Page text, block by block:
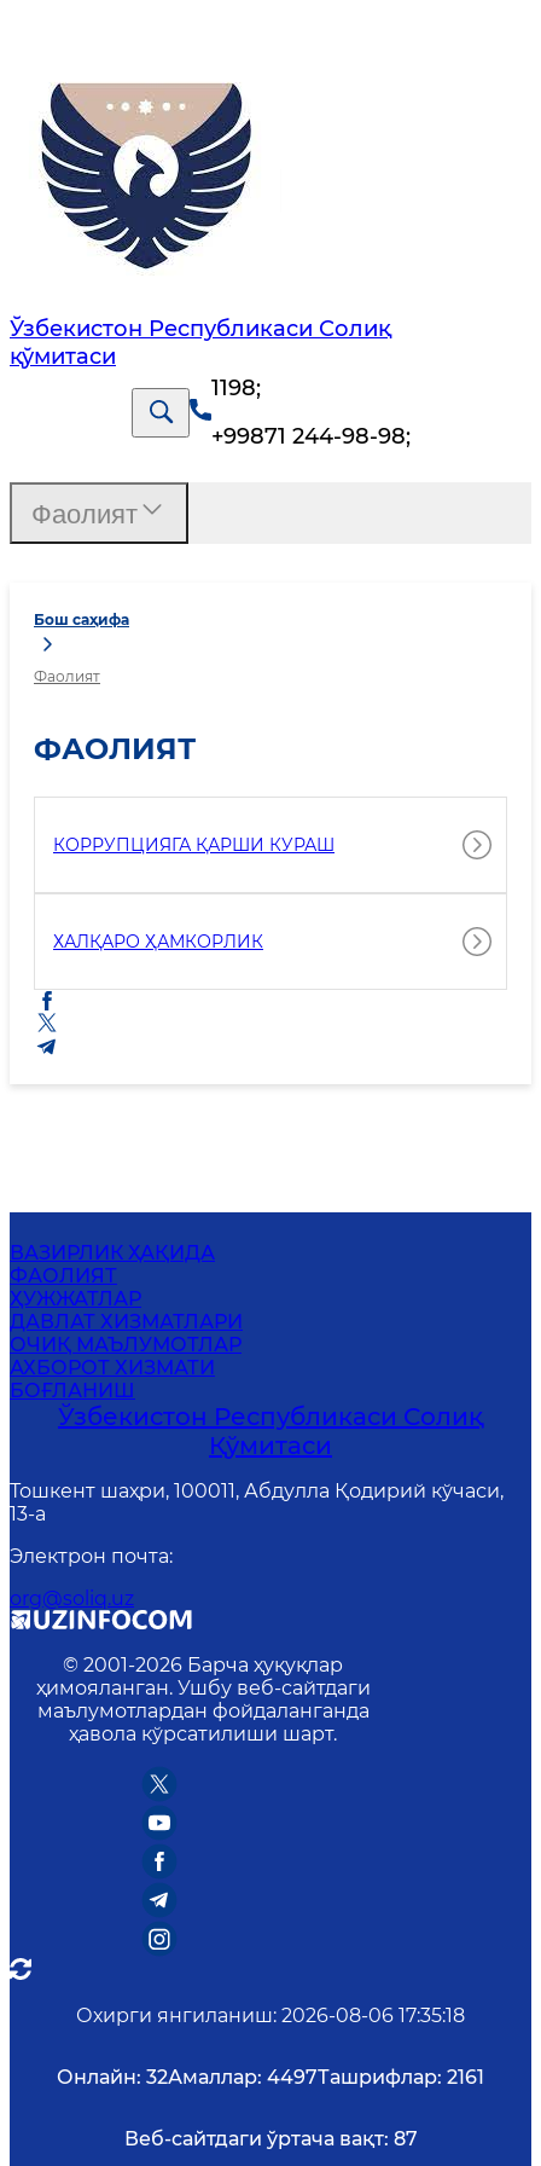
Ўзбекистон Республикаси Солиқ
қўмитаси
1198;
+99871 244-98-98;
Бош саҳифа
Фаолият
ФАОЛИЯТ
КОРРУПЦИЯГА ҚАРШИ КУРАШ
ХАЛҚАРО ҲАМКОРЛИК
Фаолият
ВАЗИРЛИК ҲАҚИДА
ФАОЛИЯТ
ҲУЖЖАТЛАР
ДАВЛАТ ХИЗМАТЛАРИ
ОЧИҚ МАЪЛУМОТЛАР
АХБОРОТ ХИЗМАТИ
БОҒЛАНИШ
Ўзбекистон Республикаси Солиқ
Қўмитаси
Тошкент шаҳри, 100011, Абдулла Қодирий кўчаси,
13-a
Электрон почта:
org@soliq.uz
© 2001-2026 Барча ҳуқуқлар
ҳимояланган. Ушбу веб-сайтдаги
маълумотлардан фойдаланганда
ҳавола кўрсатилиши шарт.
Охирги янгиланиш: 2026-08-06 17:35:18
Онлайн: 32Амаллар: 4497Ташрифлар: 2161
Веб-сайтдаги ўртача вақт: 87